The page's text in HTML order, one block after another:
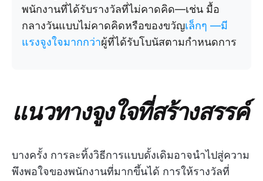
พนักงานที่ได้รับรางวัลที่ไม่คาดคิด—เช่น มื้อ
กลางวันแบบไม่คาดคิดหรือของขวัญเล็กๆ —มี
แรงจูงใจมากกว่าผู้ที่ได้รับโบนัสตามกำหนดการ
แนวทางจูงใจที่สร้างสรรค์
บางครั้ง การละทิ้งวิธีการแบบดั้งเดิมอาจนำไปสู่ความ
พึงพอใจของพนักงานที่มากขึ้นได้ การให้รางวัลที่